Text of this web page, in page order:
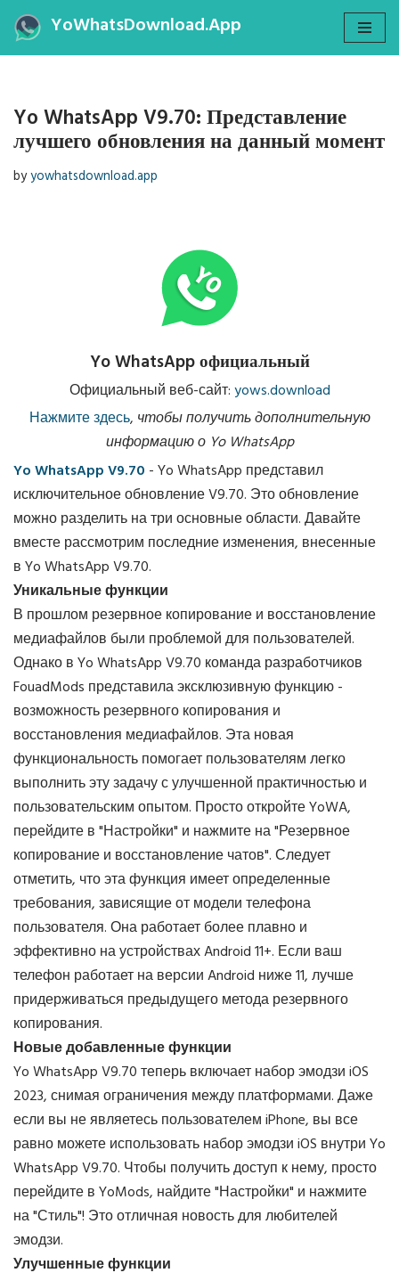
Skip
YoWhatsDownload.App
Yo WhatsApp V9.70: Представление
лучшего обновления на данный момент
byyowhatsdownload.app
Yo WhatsApp официальный
Официальный веб-сайт:yows.download
Нажмите здесь, чтобы получить дополнительную
информацию о Yo WhatsApp
Yo WhatsApp V9.70 - Yo WhatsApp представил
исключительное обновление V9.70. Это обновление
можно разделить на три основные области. Давайте
вместе рассмотрим последние изменения, внесенные
в Yo WhatsApp V9.70.
Уникальные функции
В прошлом резервное копирование и восстановление
медиафайлов были проблемой для пользователей.
Однако в Yo WhatsApp V9.70 команда разработчиков
FouadMods представила эксклюзивную функцию -
возможность резервного копирования и
восстановления медиафайлов. Эта новая
функциональность помогает пользователям легко
выполнить эту задачу с улучшенной практичностью и
пользовательским опытом. Просто откройте YoWA,
перейдите в "Настройки" и нажмите на "Резервное
копирование и восстановление чатов". Следует
отметить, что эта функция имеет определенные
требования, зависящие от модели телефона
пользователя. Она работает более плавно и
эффективно на устройствах Android 11+. Если ваш
телефон работает на версии Android ниже 11, лучше
придерживаться предыдущего метода резервного
копирования.
Новые добавленные функции
Yo WhatsApp V9.70 теперь включает набор эмодзи iOS
2023, снимая ограничения между платформами. Даже
если вы не являетесь пользователем iPhone, вы все
равно можете использовать набор эмодзи iOS внутри Yo
WhatsApp V9.70. Чтобы получить доступ к нему, просто
перейдите в YoMods, найдите "Настройки" и нажмите
на "Стиль"! Это отличная новость для любителей
эмодзи.
Улучшенные функции